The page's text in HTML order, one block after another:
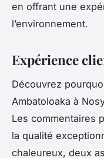
en offrant une
l’environnement.
Expérience
Découvrez
Ambatoloaka à
Les commentaires
la qualité
chaleureux, deux